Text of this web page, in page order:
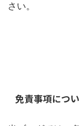
さい。
免責事項につ